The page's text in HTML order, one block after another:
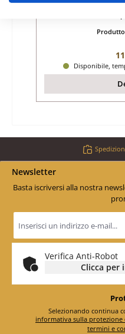
Disponibile,
Newsletter
Basta iscriversi alla nostra
e-
mail
*
Verifica Anti-Robot
Clicca per
informativa sulla protezione
termini e